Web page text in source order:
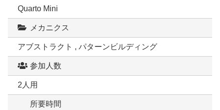
Quarto Mini
メカニクス
アブストラクト , パターンビルディング
参加人数
2人用
所要時間